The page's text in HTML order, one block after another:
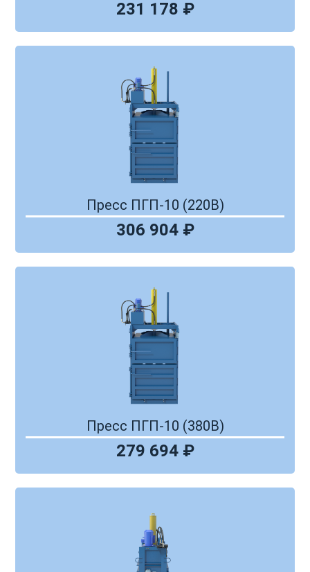
231 178 ₽
Пресс ПГП-10 (220В)
306 904 ₽
Пресс ПГП-10 (380В)
279 694 ₽